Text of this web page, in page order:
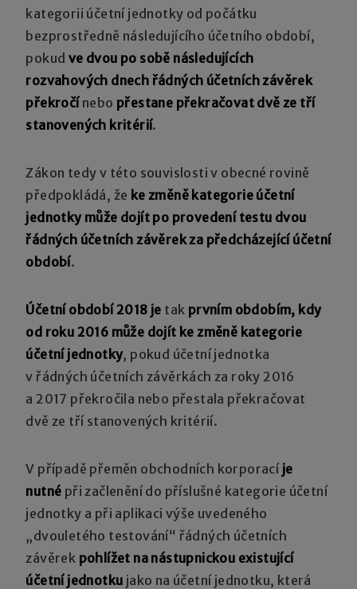
kategorii účetní jednotky od počátku
bezprostředně následujícího účetního období,
pokud ve dvou po sobě následujících
rozvahových dnech řádných účetních závěrek
překročí nebo přestane překračovat dvě ze tří
stanovených kritérií.
Zákon tedy v této souvislosti v obecné rovině
předpokládá, že ke změně kategorie účetní
jednotky může dojít po provedení testu dvou
řádných účetních závěrek za předcházející účetní
období.
Účetní období 2018 je tak prvním obdobím, kdy
od roku 2016 může dojít ke změně kategorie
účetní jednotky, pokud účetní jednotka
v řádných účetních závěrkách za roky 2016
a 2017 překročila nebo přestala překračovat
dvě ze tří stanovených kritérií.
V případě přeměn obchodních korporací je
nutné při začlenění do příslušné kategorie účetní
jednotky a při aplikaci výše uvedeného
„dvouletého testování“ řádných účetních
závěrek pohlížet na nástupnickou existující
účetní jednotku jako na účetní jednotku, která